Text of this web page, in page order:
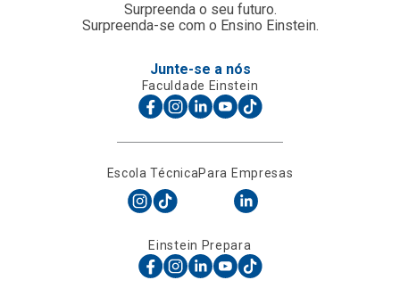
Surpreenda o seu futuro.
Surpreenda-se com o Ensino Einstein.
Junte-se a nós
Faculdade Einstein
Escola TécnicaPara Empresas
Einstein Prepara